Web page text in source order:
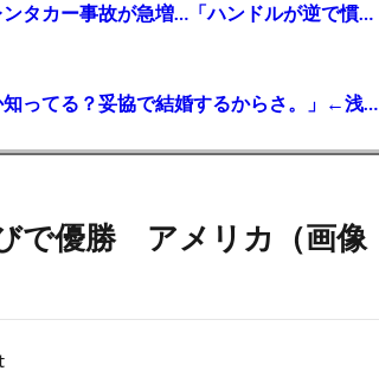
【🗻】「富士山きれいに撮りたい」外国人観光客のレンタカー事故が急増…「ハンドルが逆で慣れず」、道の狭さも
シンガーソングライター・平井大「なんで不倫するか知ってる？妥協で結婚するからさ。」←浅すぎると大炎上
で優勝 アメリカ（画像